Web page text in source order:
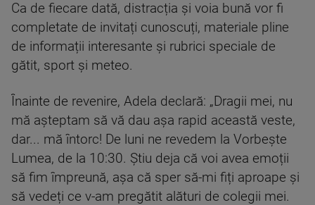
Ca de fiecare dată, distracția și voia bună vor fi
completate de invitați cunoscuți, materiale pline
de informații interesante și rubrici speciale de
gătit, sport și meteo.
Înainte de revenire, Adela declară: „Dragii mei, nu
mă așteptam să vă dau așa rapid această veste,
dar... mă întorc! De luni ne revedem la Vorbește
Lumea, de la 10:30. Știu deja că voi avea emoții
să fim împreună, așa că sper să-mi fiți aproape și
să vedeți ce v-am pregătit alături de colegii mei.